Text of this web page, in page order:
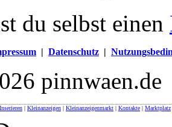
du selbst einen
| Datenschutz |
pinnwaen.de
Inserieren | Kleinanzeigen | Kleinanzeigenmarkt | Kontakte | Marktplatz